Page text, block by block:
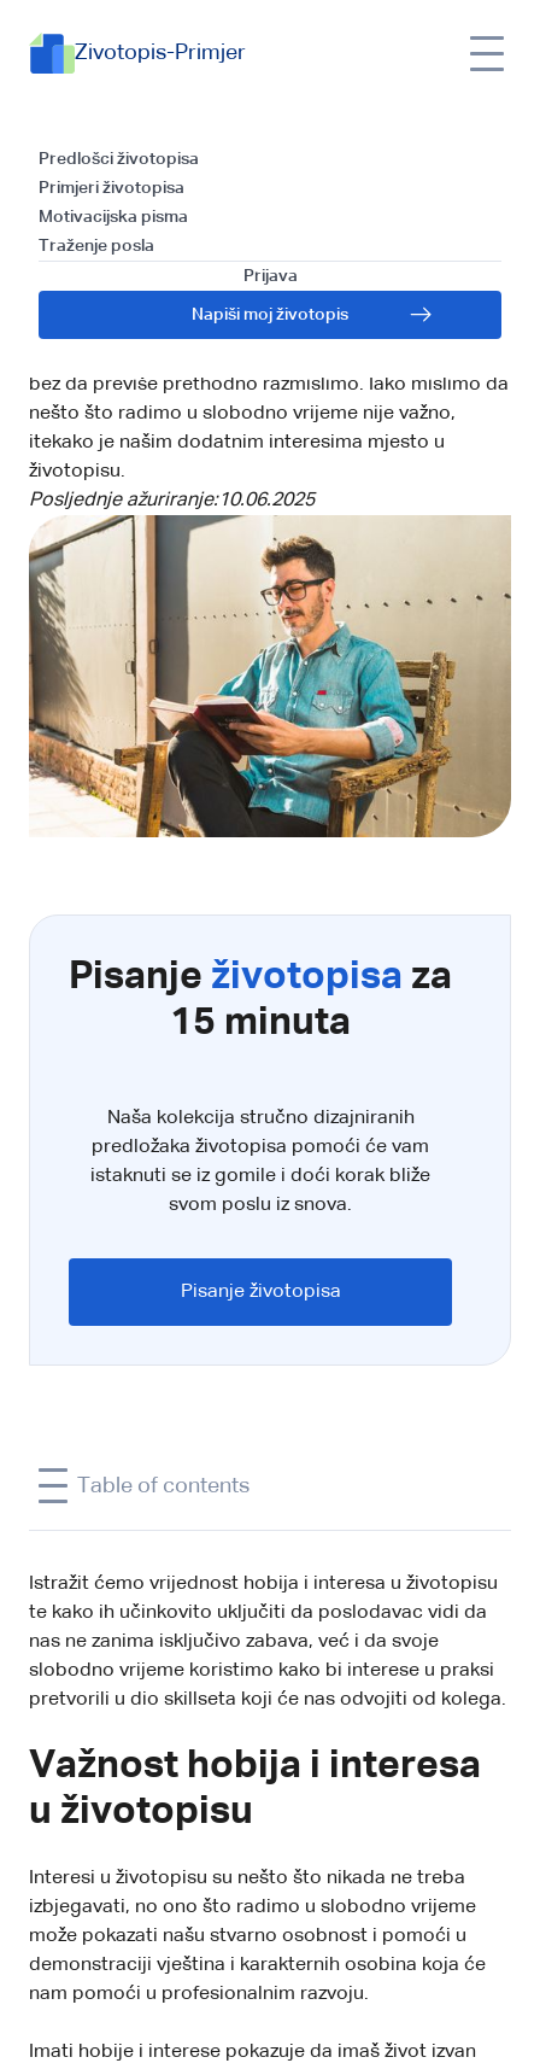
Zivotopis-Primjer
Predlošci životopisa
Primjeri životopisa
Motivacijska pisma
Traženje posla
Prijava
Napiši moj životopis
Hobiji i interesi za
životopis: zašto su važni i
kako ih koristiti
Svi mi imamo hobije, ali nikako nismo svjesni koliko
nas oni formiraju kao osobe. Prilikom pisanja
bez da previše prethodno razmislimo. Iako mislimo da
nešto što radimo u slobodno vrijeme nije važno,
itekako je našim dodatnim interesima mjesto u
životopisu.
Posljednje ažuriranje:10.06.2025
Pisanje životopisa za
15 minuta
Naša kolekcija stručno dizajniranih
predložaka životopisa pomoći će vam
istaknuti se iz gomile i doći korak bliže
svom poslu iz snova.
Pisanje životopisa
Table of contents
Istražit ćemo vrijednost hobija i interesa u životopisu
te kako ih učinkovito uključiti da poslodavac vidi da
nas ne zanima isključivo zabava, već i da svoje
slobodno vrijeme koristimo kako bi interese u praksi
pretvorili u dio skillseta koji će nas odvojiti od kolega.
Važnost hobija i interesa
u životopisu
Interesi u životopisu su nešto što nikada ne treba
izbjegavati, no ono što radimo u slobodno vrijeme
može pokazati našu stvarno osobnost i pomoći u
demonstraciji vještina i karakternih osobina koja će
nam pomoći u profesionalnim razvoju.
Imati hobije i interese pokazuje da imaš život izvan